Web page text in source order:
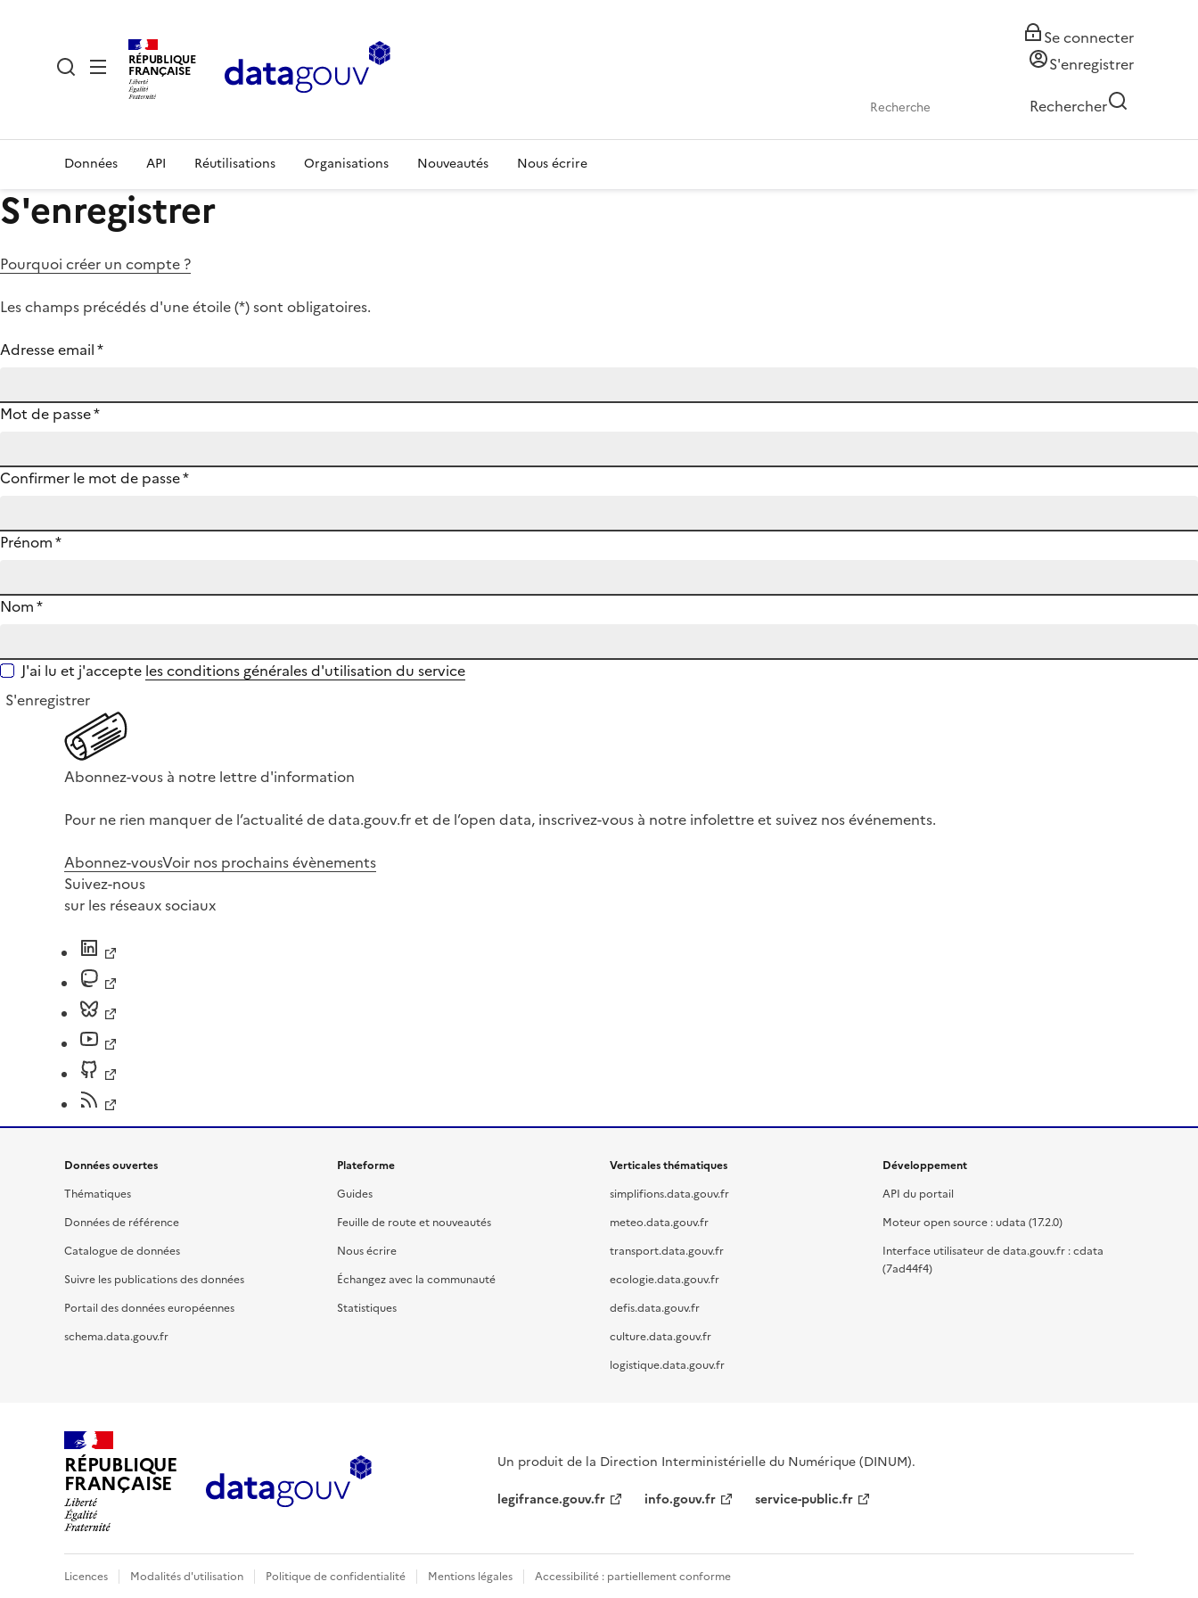
RÉPUBLIQUE
FRANÇAISE
Se connecter
S'enregistrer
Rechercher
Données API Réutilisations Organisations Nouveautés Nous écrire
S'enregistrer
Pourquoi créer un compte ?
Les champs précédés d'une étoile (*) sont obligatoires.
Adresse email*
Mot de passe*
Confirmer le mot de passe*
Prénom*
Nom*
J'ai lu et j'accepte les conditions générales d'utilisation du service
S'enregistrer
Abonnez-vous à notre lettre d'information
Pour ne rien manquer de l’actualité de data.gouv.fr et de l’open data, inscrivez-vous à notre infolettre et suivez nos événements.
Abonnez-vousVoir nos prochains évènements
Suivez-nous
sur les réseaux sociaux
Données ouvertes
Thématiques
Données de référence
Catalogue de données
Suivre les publications des données
Portail des données européennes
schema.data.gouv.fr
Plateforme
Guides
Feuille de route et nouveautés
Nous écrire
Échangez avec la communauté
Statistiques
Verticales thématiques
simplifions.data.gouv.fr
meteo.data.gouv.fr
transport.data.gouv.fr
ecologie.data.gouv.fr
defis.data.gouv.fr
culture.data.gouv.fr
logistique.data.gouv.fr
Développement
API du portail
Moteur open source : udata (17.2.0)
Interface utilisateur de data.gouv.fr : cdata
(7ad44f4)
RÉPUBLIQUE
FRANÇAISE
Un produit de la Direction Interministérielle du Numérique (DINUM).
legifrance.gouv.fr
info.gouv.fr service-public.fr
Licences Modalités d'utilisation Politique de confidentialité Mentions légales Accessibilité : partiellement conforme